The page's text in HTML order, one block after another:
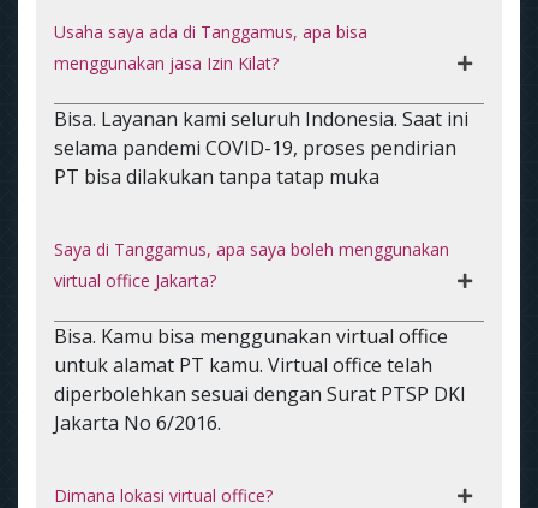
Usaha saya ada di Tanggamus, apa bisa
menggunakan jasa Izin Kilat?
Bisa. Layanan kami seluruh Indonesia. Saat ini
selama pandemi COVID-19, proses pendirian
PT bisa dilakukan tanpa tatap muka
Saya di Tanggamus, apa saya boleh menggunakan
virtual office Jakarta?
Bisa. Kamu bisa menggunakan virtual office
untuk alamat PT kamu. Virtual office telah
diperbolehkan sesuai dengan Surat PTSP DKI
Jakarta No 6/2016.
Dimana lokasi virtual office?